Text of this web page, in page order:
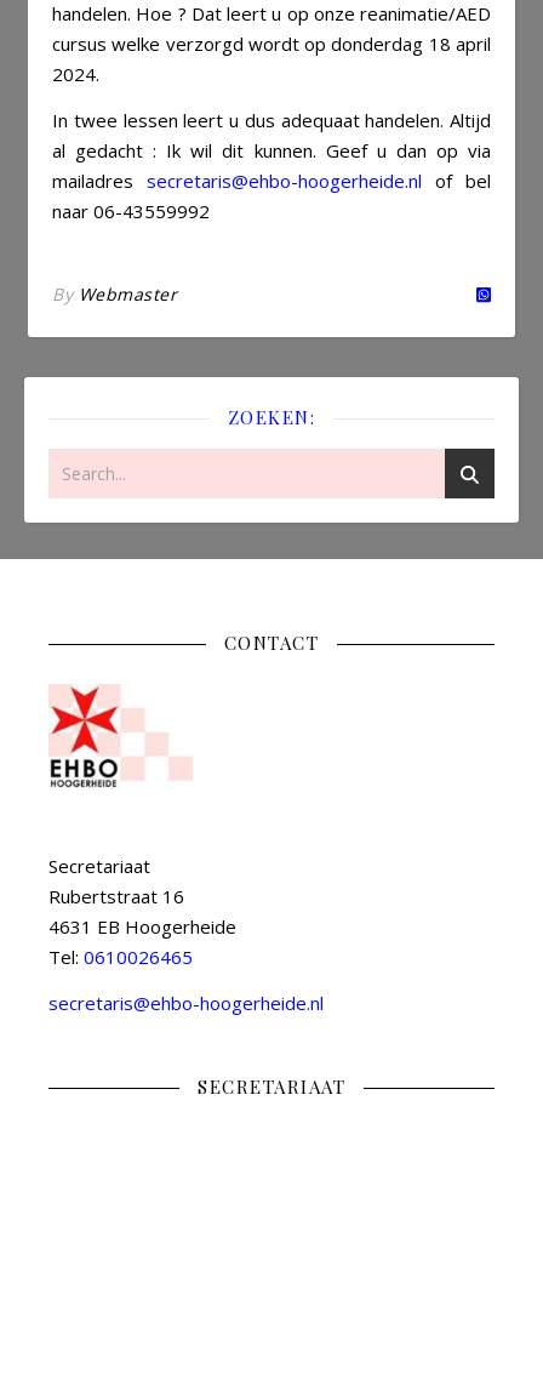
handelen. Hoe ? Dat leert u op onze reanimatie/AED
cursus welke verzorgd wordt op donderdag 18 april
2024.
In twee lessen leert u dus adequaat handelen. Altijd
al gedacht : Ik wil dit kunnen. Geef u dan op via
mailadres secretaris@ehbo-hoogerheide.nl of bel
naar 06-43559992
By Webmaster
ZOEKEN:
CONTACT
Secretariaat
Rubertstraat 16
4631 EB Hoogerheide
Tel: 0610026465
secretaris@ehbo-hoogerheide.nl
SECRETARIAAT